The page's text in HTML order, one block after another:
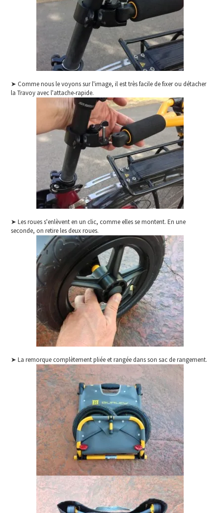
➤ Comme nous le voyons sur l'image, il est très facile de fixer ou détacher
la Travoy avec l'attache-rapide.
➤ Les roues s'enlèvent en un clic, comme elles se montent. En une
seconde, on retire les deux roues.
➤ La remorque complètement pliée et rangée dans son sac de rangement.